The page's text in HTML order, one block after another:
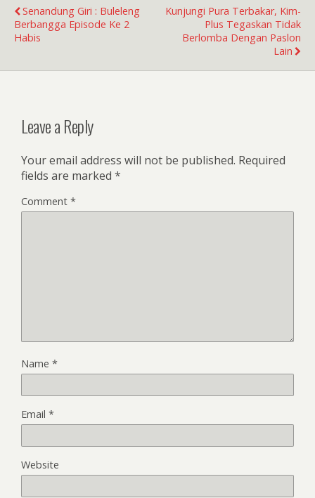
Senandung Giri : Buleleng
Berbangga Episode Ke 2
Habis
Kunjungi Pura Terbakar, Kim-
Plus Tegaskan Tidak
Berlomba Dengan Paslon
Lain
Leave a Reply
Your email address will not be published. Required
fields are marked *
Comment *
Name *
Email *
Website